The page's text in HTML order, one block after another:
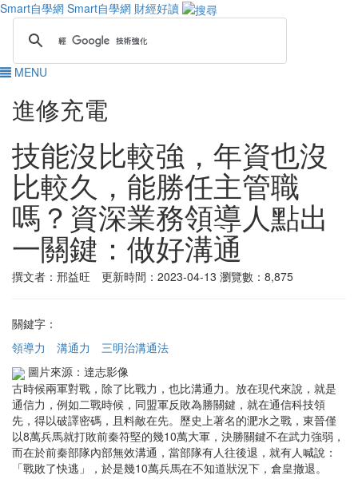
Smart自學網 Smart自學網 財經好讀
MENU
進修充電
技能沒比較強，年資也沒
比較久，能勝任主管職
嗎？資深業務領導人點出
一關鍵：做好溝通
撰文者：邢益旺 更新時間：2023-04-13 瀏覽數：8,875
關鍵字：
領導力
溝通力
三明治溝通法
圖片來源：達志影像
古時候兩軍對戰，除了比戰力，也比溝通力。放在現代來說，就是
通信力，例如二戰時候，同盟軍反敗為勝關鍵，就在通信科技領
先，得以破譯密碼，且料敵在先。歷史上著名的淝水之戰，東晉僅
以8萬兵馬就打敗前秦符堅的幾10萬大軍，決勝關鍵不在武力強弱，
而在於前秦部隊內部無效溝通，當部隊有人往後退，就有人喊說：
「戰敗了快逃」，於是幾10萬兵馬在不知道狀況下，倉皇撤退。